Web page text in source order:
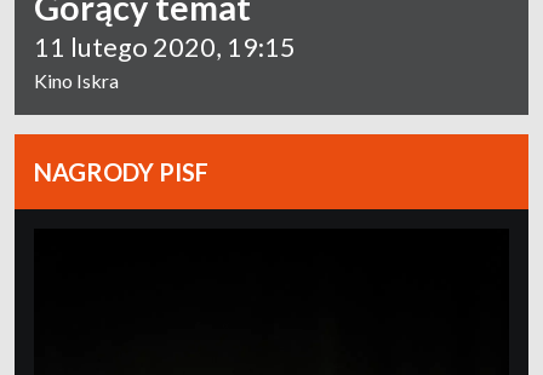
11 lutego 2020, 19:15
Kino Iskra
NAGRODY PISF